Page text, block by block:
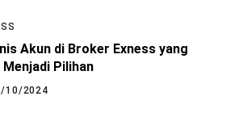
Akun di Broker Exness yang
Menjadi Pilihan
10/2024